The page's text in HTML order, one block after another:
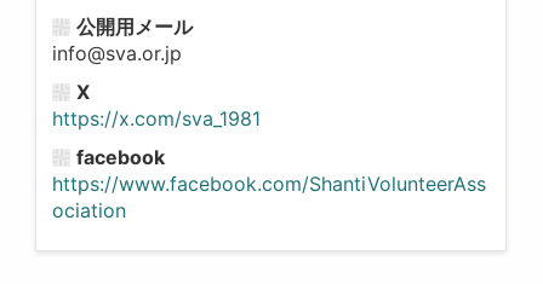
公開用メール
info@sva.or.jp
X
https://x.com/sva_1981
facebook
https://www.facebook.com/ShantiVolunteerAss
ociation